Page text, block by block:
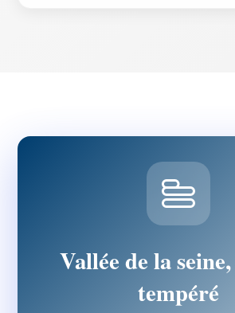
Vallée de la
tempéré